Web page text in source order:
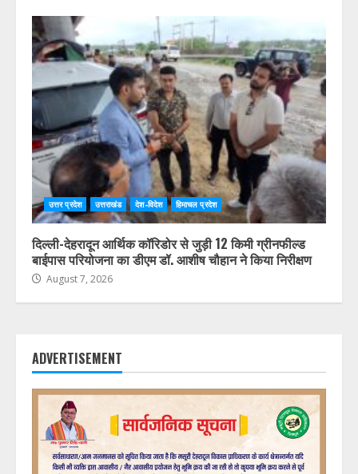
उत्तर प्रदेश उत्तराखंड देश-विदेश हिमाचल प्रदेश
दिल्ली-देहरादून आर्थिक कॉरिडोर से जुड़ी 12 किमी ग्रीनफील्ड
बाईपास परियोजना का डीएम डॉ. आशीष चौहान ने किया निरीक्षण
August 7, 2026
ADVERTISEMENT